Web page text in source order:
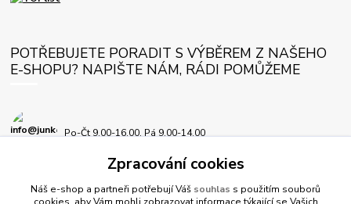
POTŘEBUJETE PORADIT S VÝBĚREM Z NAŠEHO
E-SHOPU? NAPIŠTE NÁM, RÁDI POMŮŽEME
Po-Čt 9.00-16.00, Pá 9.00-14.00
Zpracování cookies
Náš e-shop a partneři potřebují Váš souhlas s použitím souborů
cookies, aby Vám mohli zobrazovat informace týkající se Vašich